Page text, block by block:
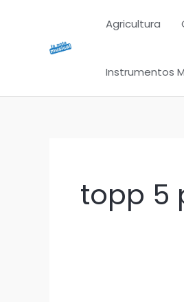
contenido
Agricultura
Instrumentos
topp 5